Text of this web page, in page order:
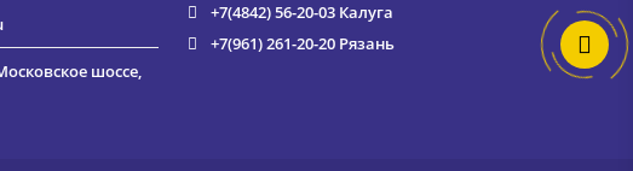
шоссе,
+7(4842) 56-20-03Калуга
+7(961) 261-20-20Рязань